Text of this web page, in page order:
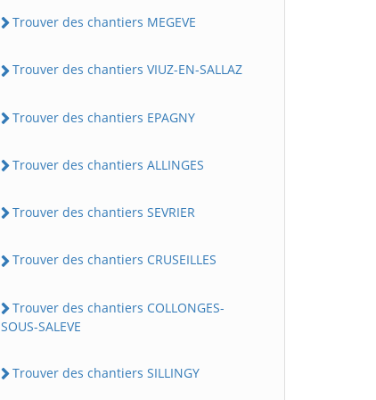
Trouver des chantiers MEGEVE
Trouver des chantiers VIUZ-EN-SALLAZ
Trouver des chantiers EPAGNY
Trouver des chantiers ALLINGES
Trouver des chantiers SEVRIER
Trouver des chantiers CRUSEILLES
Trouver des chantiers COLLONGES-
SOUS-SALEVE
Trouver des chantiers SILLINGY